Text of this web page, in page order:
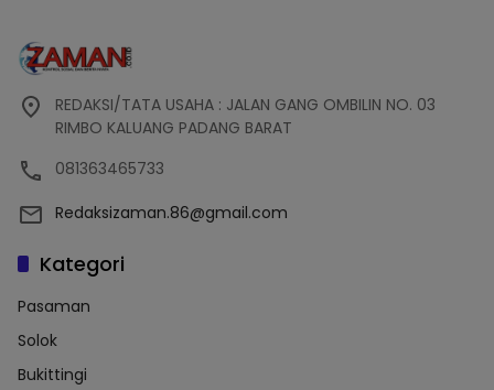
REDAKSI/TATA USAHA : JALAN GANG OMBILIN NO. 03
RIMBO KALUANG PADANG BARAT
081363465733
Redaksizaman.86@gmail.com
Kategori
Pasaman
Solok
Bukittingi